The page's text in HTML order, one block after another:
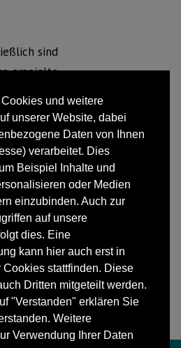
und weitere
unserer Website, dabei
Daten von Ihnen
verarbeitet. Dies
Beispiel Inhalte und
oder Medien
einzubinden. Auch zur
auf unsere
dies. Eine
kann hier auch erst in
Cookies stattfinden. Diese
Dritten mitgeteilt werden.
"Verstanden" erklären Sie
Weitere
Verwendung Ihrer Daten
sind
erspielte
In
BEITRAG